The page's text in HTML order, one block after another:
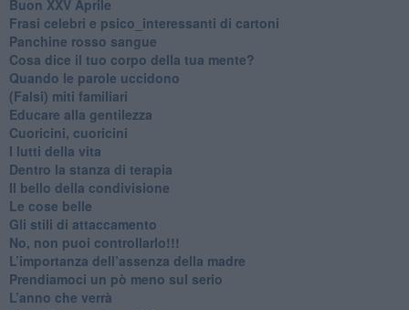
Buon XXV Aprile
​Frasi celebri e psico_interessanti di cartoni
​Panchine rosso sangue
​Cosa dice il tuo corpo della tua mente?
​Quando le parole uccidono
​(Falsi) miti familiari
​Educare alla gentilezza
​Cuoricini, cuoricini
I lutti della vita
​Dentro la stanza di terapia
​Il bello della condivisione
Le cose belle
​Gli stili di attaccamento
No, non puoi controllarlo!!!
​L’importanza dell’assenza della madre
​Prendiamoci un pò meno sul serio
​L’anno che verrà